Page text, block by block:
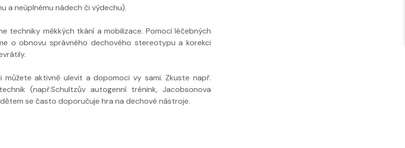
a neúplnému nádech či výdechu).
měkkých tkání a mobilizace. Pomocí léčebných
o obnovu správného dechového stereotypu a korekci
aktivně ulevit a dopomoci vy sami. Zkuste např.
(např.Schultzův autogenní trénink, Jacobsonova
se často doporučuje hra na dechové nástroje.